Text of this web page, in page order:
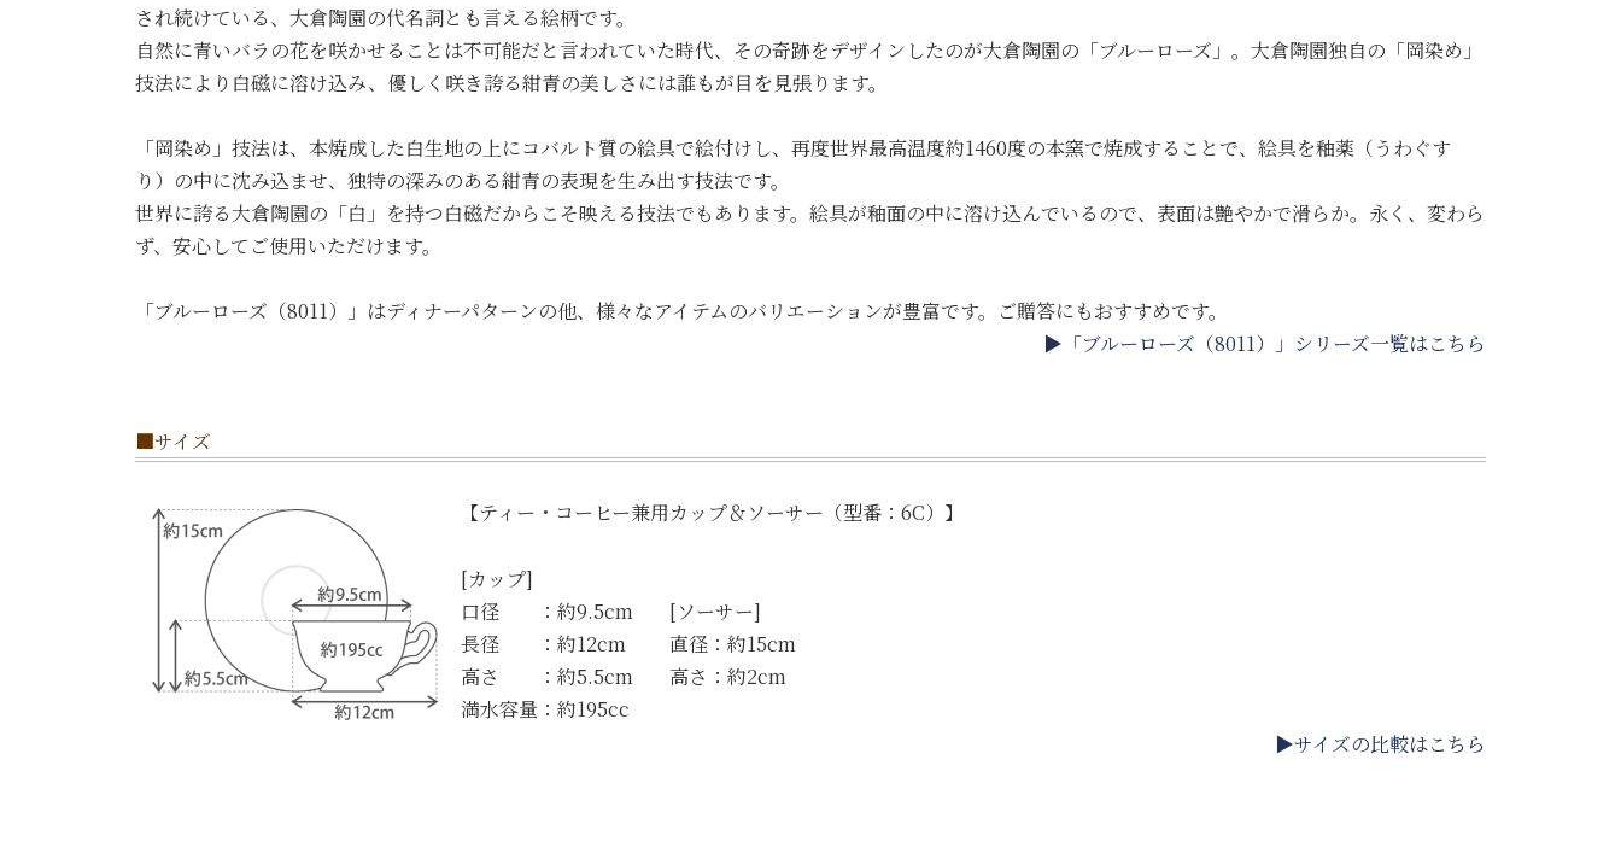
され続けている、大倉陶園の代名詞とも言える絵柄です。
自然に青いバラの花を咲かせることは不可能だと言われていた時代、その奇跡をデザインしたのが大倉陶園の「ブルーローズ」。大倉陶園独自の「岡染め」
技法により白磁に溶け込み、優しく咲き誇る紺青の美しさには誰もが目を見張ります。
「岡染め」技法は、本焼成した白生地の上にコバルト質の絵具で絵付けし、再度世界最高温度約1460度の本窯で焼成することで、絵具を釉薬（うわぐす
り）の中に沈み込ませ、独特の深みのある紺青の表現を生み出す技法です。
世界に誇る大倉陶園の「白」を持つ白磁だからこそ映える技法でもあります。絵具が釉面の中に溶け込んでいるので、表面は艶やかで滑らか。永く、変わら
ず、安心してご使用いただけます。
「ブルーローズ（8011）」はディナーパターンの他、様々なアイテムのバリエーションが豊富です。ご贈答にもおすすめです。
▶「ブルーローズ（8011）」シリーズ一覧はこちら
■サイズ
【ティー・コーヒー兼用カップ＆ソーサー（型番：6C）】
[カップ]
口径 ：約9.5cm
長径 ：約12cm
高さ ：約5.5cm
満水容量：約195cc
[ソーサー]
直径：約15cm
高さ：約2cm
▶サイズの比較はこちら